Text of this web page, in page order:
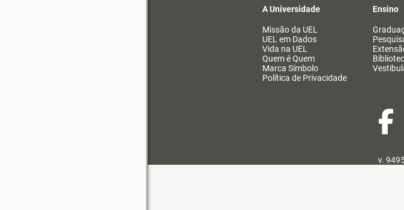
A Universidade
Missão da UEL
UEL em Dados
Vida na UEL
Quem é Quem
Marca Símbolo
Política de Privacidade
Ensino
v.